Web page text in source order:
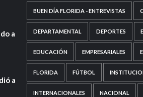
a
a
BUEN DÍA FLORIDA - ENTREVISTAS
DEPARTAMENTAL DEPORTES
EDUCACIÓN EMPRESARIALES
FLORIDA FÚTBOL
INTERNACIONALES NACIONAL